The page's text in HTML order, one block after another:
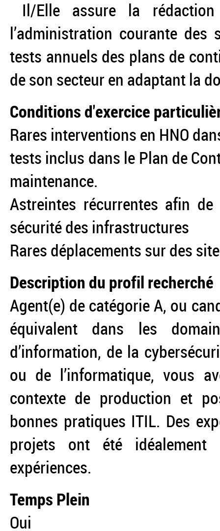
Il/Elle assure la rédaction
l’administration courante
tests annuels des plans de
de son secteur en adaptant la
Conditions d'exercice
Rares interventions en HNO
tests inclus dans le Plan de
maintenance.
Astreintes récurrentes afin
sécurité des infrastructures
Rares déplacements sur des
Description du profil recherché
Agent(e) de catégorie A, ou
équivalent dans les
d’information, de la
ou de l’informatique, vous
contexte de production et
bonnes pratiques ITIL. Des
projets ont été idéalement
expériences.
Temps Plein
Oui